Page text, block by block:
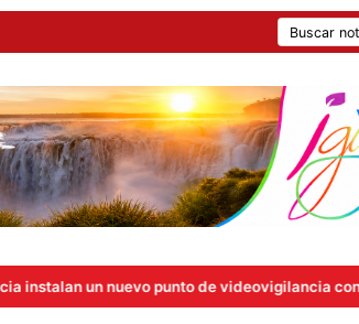
punto de videovigilancia con botón de alerta